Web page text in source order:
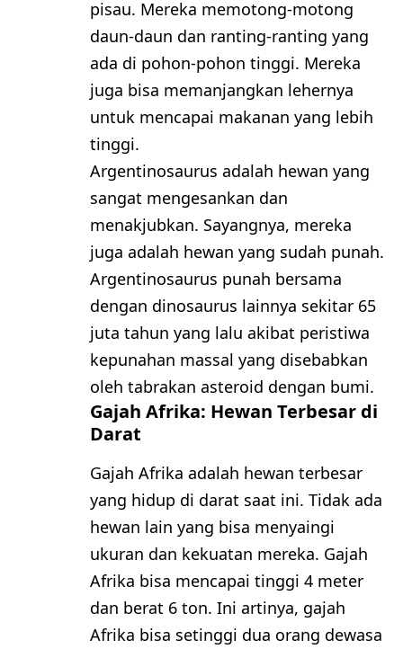
pisau. Mereka memotong-motong
daun-daun dan ranting-ranting yang
ada di pohon-pohon tinggi. Mereka
juga bisa memanjangkan lehernya
untuk mencapai makanan yang lebih
tinggi.
Argentinosaurus adalah hewan yang
sangat mengesankan dan
menakjubkan. Sayangnya, mereka
juga adalah hewan yang sudah punah.
Argentinosaurus punah bersama
dengan dinosaurus lainnya sekitar 65
juta tahun yang lalu akibat peristiwa
kepunahan massal yang disebabkan
oleh tabrakan asteroid dengan bumi.
Gajah Afrika: Hewan Terbesar di
Darat
Gajah Afrika adalah hewan terbesar
yang hidup di darat saat ini. Tidak ada
hewan lain yang bisa menyaingi
ukuran dan kekuatan mereka. Gajah
Afrika bisa mencapai tinggi 4 meter
dan berat 6 ton. Ini artinya, gajah
Afrika bisa setinggi dua orang dewasa